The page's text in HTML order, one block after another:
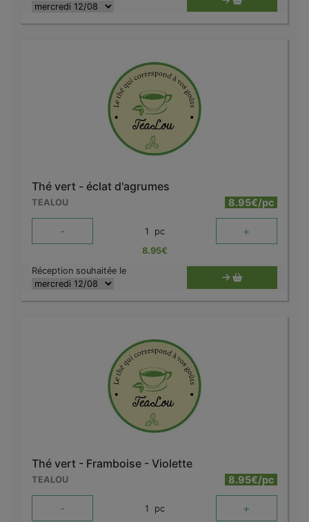
Thé vert - éclat d'agrumes
TEALOU 8.95€/pc
- 1 pc +
8.95€
Réception souhaitée le
Thé vert - Framboise - Violette
TEALOU 8.95€/pc
- 1 pc +